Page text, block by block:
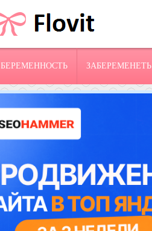
БЕРЕМЕННОСТЬ ЗАБЕРЕМЕНЕТЬ